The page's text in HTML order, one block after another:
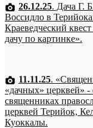
26.12.25. Дача Г.
Воссидло в
Краеведческий
дачу по картинке».
11.11.25.
«дачных» церквей» -
священниках
церквей Терийок,
Куоккалы.